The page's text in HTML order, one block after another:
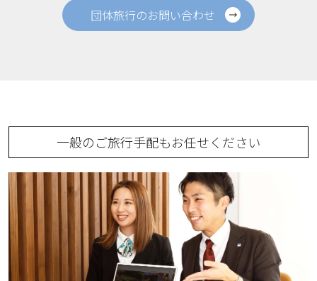
団体旅行のお問い合わせ
一般のご旅行手配もお任せください